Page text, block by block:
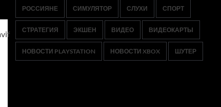
РОССИЯНЕ СИМУЛЯТОР СЛУХИ СПОРТ
СТРАТЕГИЯ ЭКШЕН ВИДЕО ВИДЕОКАРТЫ
НОВОСТИ PLAYSTATION НОВОСТИ XBOX ШУТЕР